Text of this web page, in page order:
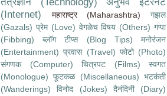
(Internet)
महाराष्ट्र (Maharashtra)
गझल
(Gazals) प्रेम (Love) वेगळेच विषय (Others) गप्पा
(Fibbing)
ब्लॉग टीप्स (Blog Tips)
मनोरंजन
(Entertainment) प्रवास (Travel) फोटो (Photo)
संगणक (Computer)
चित्रपट (Films)
स्वगत
(Monologue) फूटकळ (Miscellaneous) भटकंती
(Wanderings)
विनोद (Jokes)
दैनंदिनी (Diary)